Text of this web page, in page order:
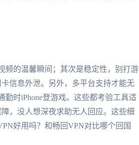
的温馨瞬间；其次是稳定性，别打游
信息外泄。另外，多平台支持才能无
勤时iPhone登游戏。这些都考验工具适
，没人想深夜求助无人回应。这些细
好用吗？和畅回VPN对比哪个回国